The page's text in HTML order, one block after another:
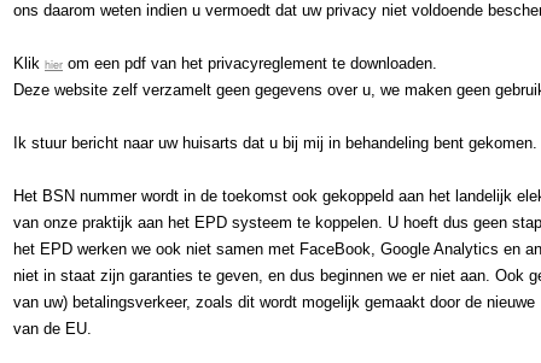
ons daarom weten indien u vermoedt dat uw privacy niet voldoende
Klik hier om een pdf van het privacyreglement te downloaden.
Deze website zelf verzamelt geen gegevens over u, we maken geen
Ik stuur bericht naar uw huisarts dat u bij mij in behandeling bent
Het BSN nummer wordt in de toekomst ook gekoppeld aan het landelijk
van onze praktijk aan het EPD systeem te koppelen. U hoeft dus geen
het EPD werken we ook niet samen met FaceBook, Google Analytics en
niet in staat zijn garanties te geven, en dus beginnen we er niet aan. Ook
van uw) betalingsverkeer, zoals dit wordt mogelijk gemaakt door de
van de EU.